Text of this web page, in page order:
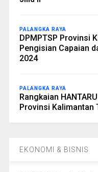
PALANGKA RAYA
DPMPTSP Provinsi
Pengisian Capaian
2024
PALANGKA RAYA
Rangkaian
Provinsi Kalimantan
EKONOMI & BISNIS